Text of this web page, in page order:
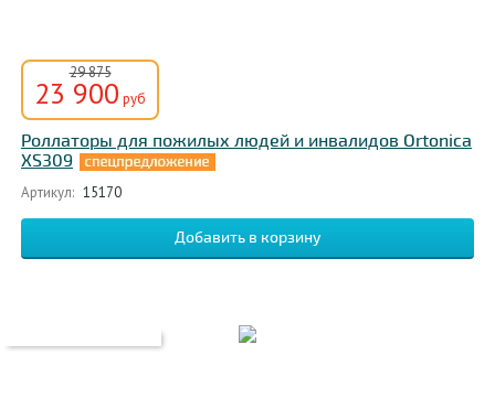
29 875
23 900 руб
Роллаторы для пожилых людей и инвалидов Ortonica
XS309
Артикул: 15170